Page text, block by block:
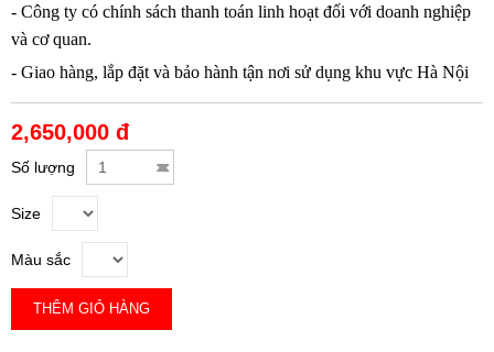
- Công ty có chính sách thanh toán linh hoạt đối với doanh nghiệp
và cơ quan.
- Giao hàng, lắp đặt và bảo hành tận nơi sử dụng khu vực Hà Nội
2,650,000 đ
Số lượng
Size
Màu sắc
THÊM GIỎ HÀNG